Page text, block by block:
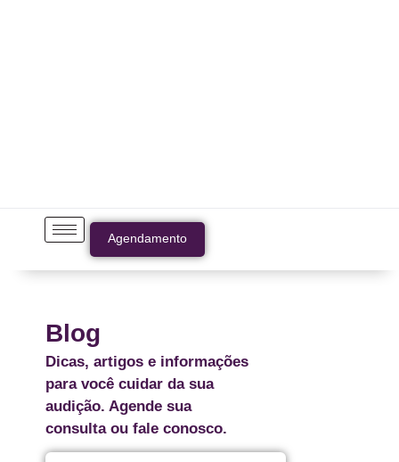
Agendamento
Blog
Dicas, artigos e informações
para você cuidar da sua
audição. Agende sua
consulta ou fale conosco.